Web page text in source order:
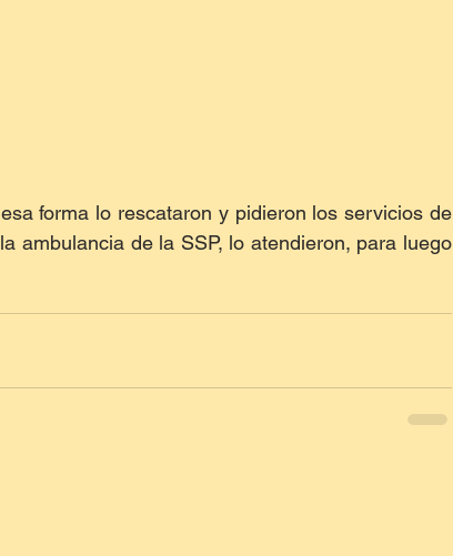
forma lo rescataron y pidieron los servicios de
ambulancia de la SSP, lo atendieron, para luego